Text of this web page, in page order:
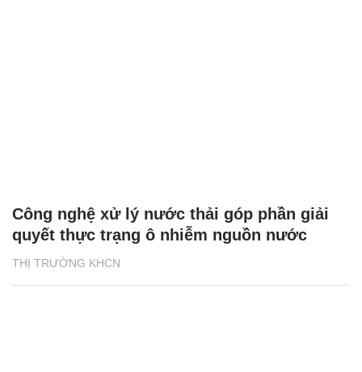
THỊ TRƯỜNG KHCN
Công nghệ xử lý nước thải góp phần giải
quyết thực trạng ô nhiễm nguồn nước